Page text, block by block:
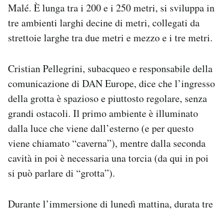
Malé. È lunga tra i 200 e i 250 metri, si sviluppa in
tre ambienti larghi decine di metri, collegati da
strettoie larghe tra due metri e mezzo e i tre metri.
Cristian Pellegrini, subacqueo e responsabile della
comunicazione di DAN Europe, dice che l’ingresso
della grotta è spazioso e piuttosto regolare, senza
grandi ostacoli. Il primo ambiente è illuminato
dalla luce che viene dall’esterno (e per questo
viene chiamato “caverna”), mentre dalla seconda
cavità in poi è necessaria una torcia (da qui in poi
si può parlare di “grotta”).
Durante l’immersione di lunedì mattina, durata tre